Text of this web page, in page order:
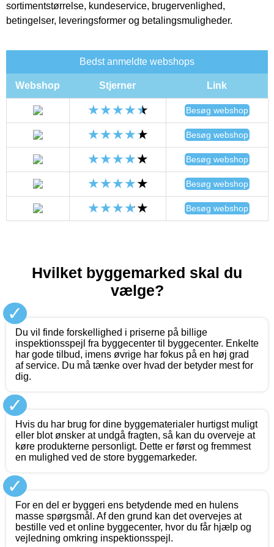
sortimentstørrelse, kundeservice, brugervenlighed,
betingelser, leveringsformer og betalingsmuligheder.
Bedst anmeldte webshops
Webshop Stjerner Link
Besøg webshop
Besøg webshop
Besøg webshop
Besøg webshop
Besøg webshop
Hvilket byggemarked skal du
vælge?
✓
Du vil finde forskellighed i priserne på billige
inspektionsspejl fra byggecenter til byggecenter. Enkelte
har gode tilbud, imens øvrige har fokus på en høj grad
af service. Du må tænke over hvad der betyder mest for
dig.
✓
Hvis du har brug for dine byggematerialer hurtigst muligt
eller blot ønsker at undgå fragten, så kan du overveje at
køre produkterne personligt. Dette er først og fremmest
en mulighed ved de store byggemarkeder.
✓
For en del er byggeri ens betydende med en hulens
masse spørgsmål. Af den grund kan det overvejes at
bestille ved et online byggecenter, hvor du får hjælp og
vejledning omkring inspektionsspejl.